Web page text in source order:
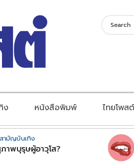
ง หนังสือพิมพ์ ไทยโพส
ามัญบันเทิง
าพบุรุษผู้อาวุโส?